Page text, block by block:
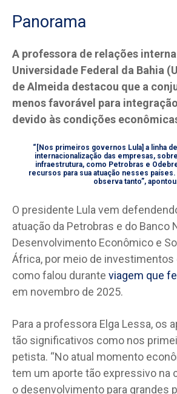
Panorama
A professora de relações
Universidade Federal da Bahia
de Almeida destacou que a
menos favorável para
devido às condições
“[Nos primeiros governos Lula] a linha
internacionalização das empresas,
infraestrutura, como Petrobras e
recursos para sua atuação nesses
observa tanto”,
O presidente Lula vem
atuação da Petrobras e do Banco
Desenvolvimento Econômico e
África, por meio de investimentos
como falou durante viagem que
em novembro de 2025.
Para a professora Elga Lessa, os
tão significativos como nos
petista. “No atual momento
tem um aporte tão expressivo na
o desenvolvimento para grandes